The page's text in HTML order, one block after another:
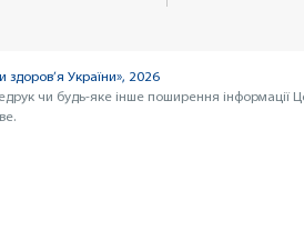
здоров’я України», 2026
чи будь-яке інше поширення